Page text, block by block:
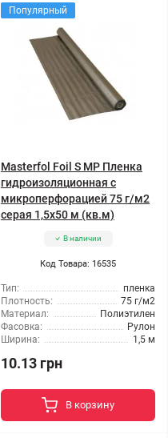
Популярный
Masterfol Foil S MP Пленка
гидроизоляционная с
микроперфорацией 75 г/м2
серая 1,5x50 м (кв.м)
В наличии
Код Товара: 16535
Тип:
пленка
Плотность:
75 г/м2
Материал:
Полиэтилен
Фасовка:
Рулон
Ширина:
1,5 м
10.13 грн
В корзину